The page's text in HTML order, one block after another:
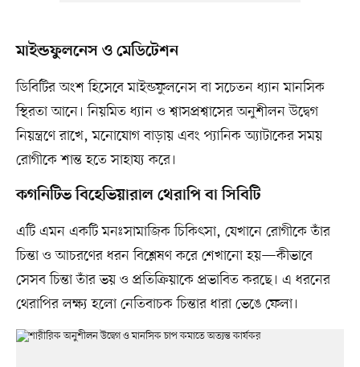
মাইন্ডফুলনেস ও মেডিটেশন
ডিবিটির অংশ হিসেবে মাইন্ডফুলনেস বা সচেতন ধ্যান মানসিক
স্থিরতা আনে। নিয়মিত ধ্যান ও শ্বাসপ্রশ্বাসের অনুশীলন উদ্বেগ
নিয়ন্ত্রণে রাখে, মনোযোগ বাড়ায় এবং প্যানিক অ্যাটাকের সময়
রোগীকে শান্ত হতে সাহায্য করে।
কগনিটিভ বিহেভিয়ারাল থেরাপি বা সিবিটি
এটি এমন একটি মনঃসামাজিক চিকিৎসা, যেখানে রোগীকে তাঁর
চিন্তা ও আচরণের ধরন বিশ্লেষণ করে শেখানো হয়—কীভাবে
সেসব চিন্তা তাঁর ভয় ও প্রতিক্রিয়াকে প্রভাবিত করছে। এ ধরনের
থেরাপির লক্ষ্য হলো নেতিবাচক চিন্তার ধারা ভেঙে ফেলা।